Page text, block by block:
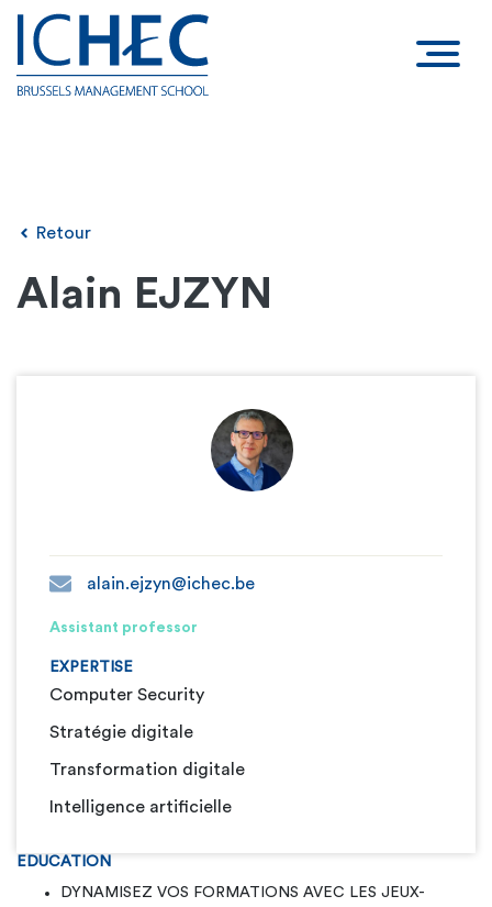
Retour
Alain EJZYN
alain.ejzyn@ichec.be
Assistant professor
EXPERTISE
Computer Security
Stratégie digitale
Transformation digitale
Intelligence artificielle
EDUCATION
DYNAMISEZ VOS FORMATIONS AVEC LES JEUX-